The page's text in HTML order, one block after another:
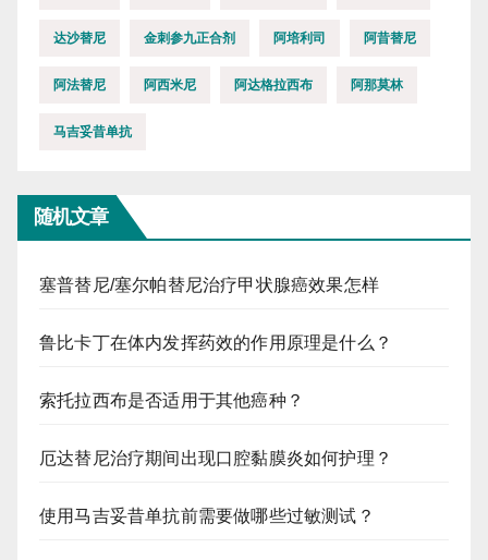
达沙替尼 金刺参九正合剂 阿培利司 阿昔替尼
阿法替尼 阿西米尼 阿达格拉西布 阿那莫林
马吉妥昔单抗
随机文章
塞普替尼/塞尔帕替尼治疗甲状腺癌效果怎样
鲁比卡丁在体内发挥药效的作用原理是什么？
索托拉西布是否适用于其他癌种？
厄达替尼治疗期间出现口腔黏膜炎如何护理？
使用马吉妥昔单抗前需要做哪些过敏测试？